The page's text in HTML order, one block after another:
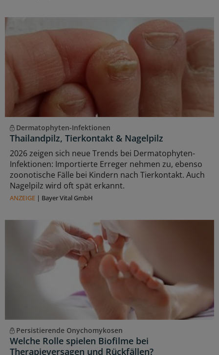
Dermatophyten-Infektionen
Thailandpilz, Tierkontakt & Nagelpilz
2026 zeigen sich neue Trends bei Dermatophyten-
Infektionen: Importierte Erreger nehmen zu, ebenso
zoonotische Fälle bei Kindern nach Tierkontakt. Auch
Nagelpilz wird oft spät erkannt.
ANZEIGE | Bayer Vital GmbH
Persistierende Onychomykosen
Welche Rolle spielen Biofilme bei
Therapieversagen und Rückfällen?